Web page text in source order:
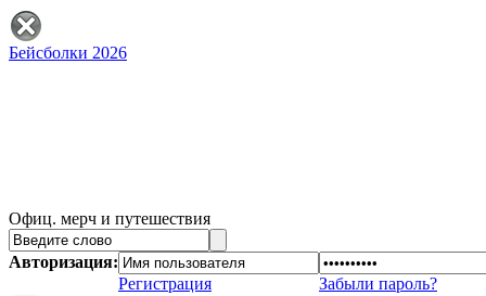
Бейсболки 2026
Офиц. мерч и путешествия
Авторизация:
Регистрация
Забыли пароль?